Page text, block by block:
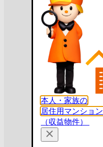
本人・家族の
居住用マンション
（収益物件）